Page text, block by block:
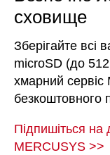
сховище
Зберігайте всі
microSD (до
хмарний сервіс
безкоштовного
Підпишіться
MERCUSYS >>